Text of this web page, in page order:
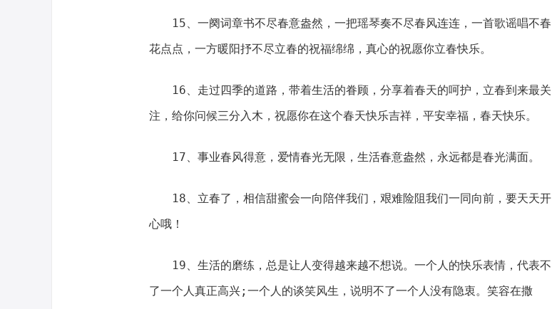
15、一阕词章书不尽春意盎然，一把瑶琴奏不尽春风连连，一首歌谣唱不春
花点点，一方暖阳抒不尽立春的祝福绵绵，真心的祝愿你立春快乐。
16、走过四季的道路，带着生活的眷顾，分享着春天的呵护，立春到来最关
注，给你问候三分入木，祝愿你在这个春天快乐吉祥，平安幸福，春天快乐。
17、事业春风得意，爱情春光无限，生活春意盎然，永远都是春光满面。
18、立春了，相信甜蜜会一向陪伴我们，艰难险阻我们一同向前，要天天开
心哦！
19、生活的磨练，总是让人变得越来越不想说。一个人的快乐表情，代表不
了一个人真正高兴;一个人的谈笑风生，说明不了一个人没有隐衷。笑容在撒